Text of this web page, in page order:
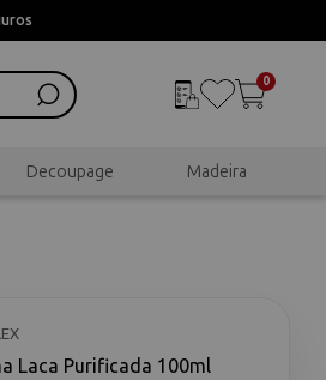
0
Decoupage Madeira
Laca Purificada 100ml